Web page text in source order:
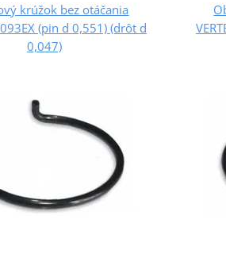
krúžok bez otáčania
(pin d 0,551) (drôt d
0,047)